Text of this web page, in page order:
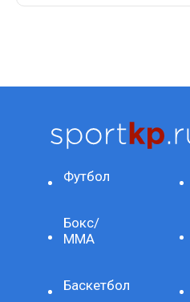
Футбол
Бокс/
ММА
Баскетбол